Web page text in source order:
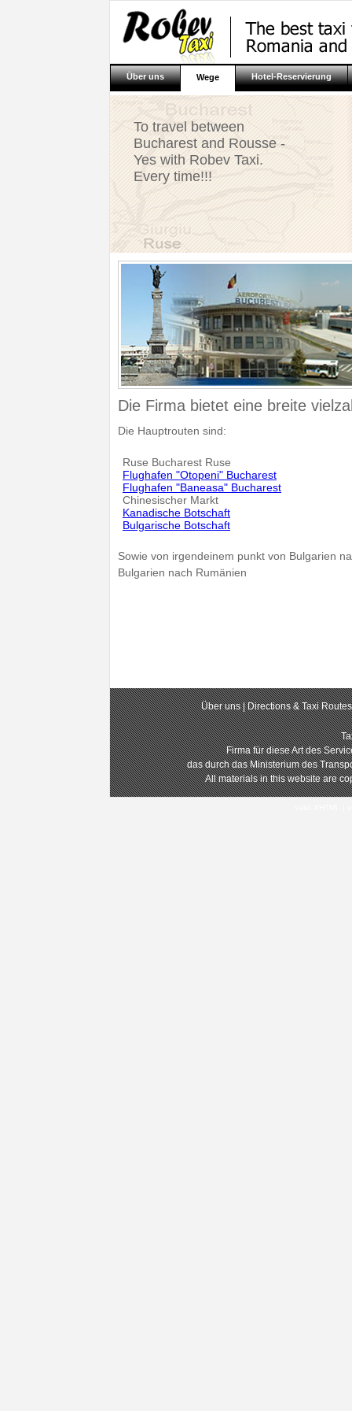
Über uns Wege Hotel-Reservierung
To travel between
Bucharest and Rousse -
Yes with Robev Taxi.
Every time!!!
Die Firma bietet eine breite
Die Hauptrouten sind:
Ruse Bucharest Ruse
Flughafen "Otopeni" Bucharest
Flughafen "Baneasa" Bucharest
Chinesischer Markt
Kanadische Botschaft
Bulgarische Botschaft
Sowie von irgendeinem punkt von Bulgarien
Bulgarien nach Rumänien
Über uns|Directions & Taxi
Firma für diese Art des
das durch das Ministerium des
All materials in this website are